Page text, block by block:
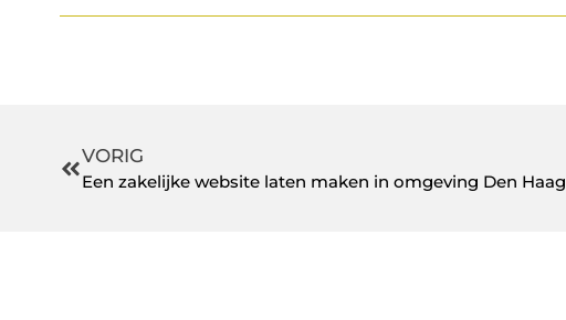
VORIG
Een zakelijke website laten maken in omgeving Den Haag